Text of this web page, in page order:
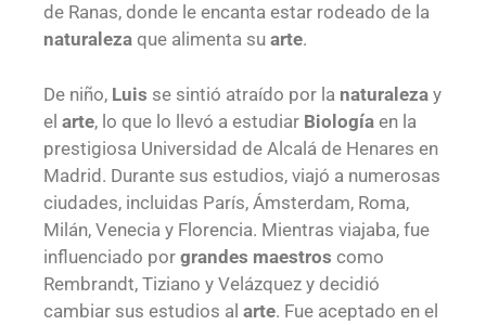
de Ranas, donde le encanta estar rodeado de la
naturaleza que alimenta su arte.
De niño, Luis se sintió atraído por la naturaleza y
el arte, lo que lo llevó a estudiar Biología en la
prestigiosa Universidad de Alcalá de Henares en
Madrid. Durante sus estudios, viajó a numerosas
ciudades, incluidas París, Ámsterdam, Roma,
Milán, Venecia y Florencia. Mientras viajaba, fue
influenciado por grandes maestros como
Rembrandt, Tiziano y Velázquez y decidió
cambiar sus estudios al arte. Fue aceptado en el